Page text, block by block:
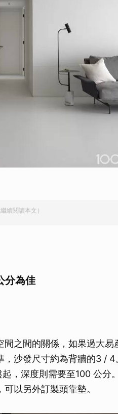
續閱讀本文）
分為佳
之間的關係，如果過大易
沙發尺寸約為背牆的3 / 4
，深度則需要至100 公分
以另外訂製頭靠墊。